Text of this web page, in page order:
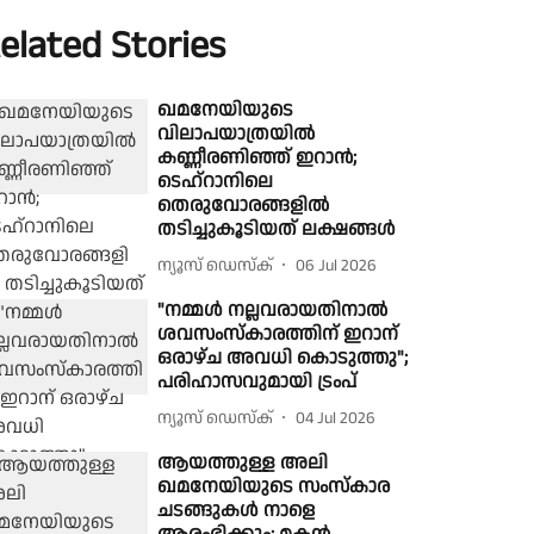
Stories
ഖമനേയിയുടെ
വിലാപയാത്രയില്‍
കണ്ണീരണിഞ്ഞ് ഇറാന്‍;
ടെഹ്‌റാനിലെ
തെരുവോരങ്ങളില്‍
തടിച്ചുകൂടിയത് ലക്ഷങ്ങള്‍
ന്യൂസ് ഡെസ്ക് 06 Jul 2026
"നമ്മൾ നല്ലവരായതിനാൽ
ശവസംസ്‌കാരത്തിന് ഇറാന്
ഒരാഴ്ച അവധി കൊടുത്തു";
പരിഹാസവുമായി ട്രംപ്
ന്യൂസ് ഡെസ്ക് 04 Jul 2026
ആയത്തുള്ള അലി
ഖമനേയിയുടെ സംസ്‌കാര
ചടങ്ങുകള്‍ നാളെ